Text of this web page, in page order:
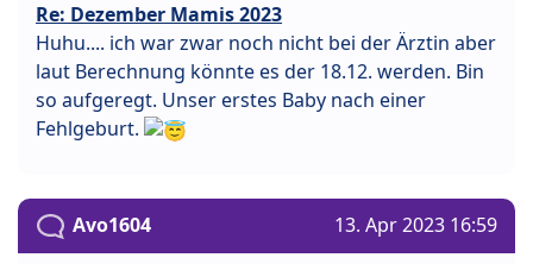
Re: Dezember Mamis 2023
Huhu.... ich war zwar noch nicht bei der Ärztin aber
laut Berechnung könnte es der 18.12. werden. Bin
so aufgeregt. Unser erstes Baby nach einer
Fehlgeburt.
Avo1604 13. Apr 2023 16:59